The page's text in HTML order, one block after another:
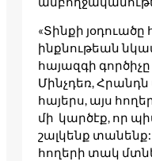
«Տինքի
ինքնութեան
հայազգի
Մինչդեռ, Հրանդն
հայերս, այս
մի կարծէք, որ
շալկենք
հողերի տակ